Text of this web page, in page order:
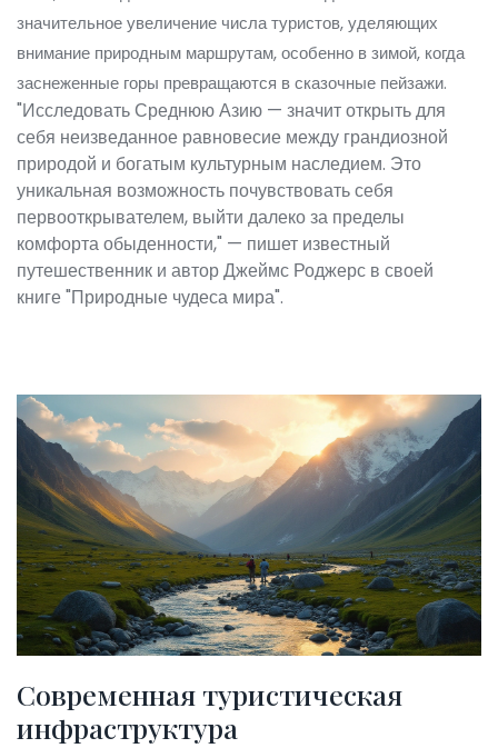
значительное увеличение числа туристов, уделяющих
внимание природным маршрутам, особенно в зимой, когда
заснеженные горы превращаются в сказочные пейзажи.
"Исследовать Среднюю Азию — значит открыть для
себя неизведанное равновесие между грандиозной
природой и богатым культурным наследием. Это
уникальная возможность почувствовать себя
первооткрывателем, выйти далеко за пределы
комфорта обыденности," — пишет известный
путешественник и автор Джеймс Роджерс в своей
книге "Природные чудеса мира".
Современная туристическая
инфраструктура